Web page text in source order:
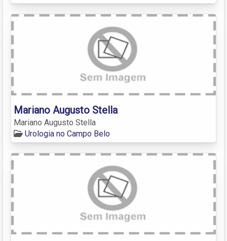
Mariano Augusto Stella
Mariano Augusto Stella
Urologia no Campo Belo